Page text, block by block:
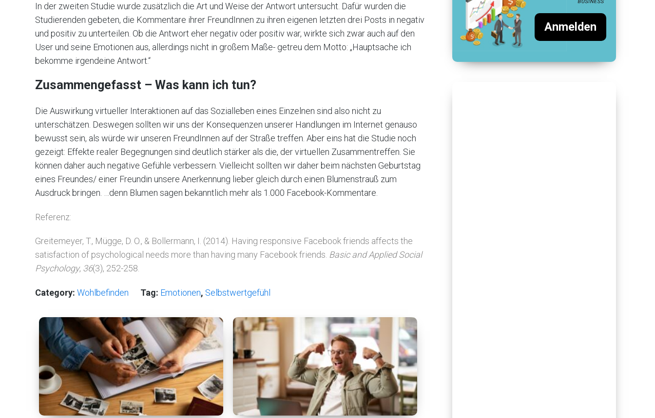
In der zweiten Studie wurde zusätzlich die Art und Weise der Antwort untersucht. Dafür wurden die
Studierenden gebeten, die Kommentare ihrer FreundInnen zu ihren eigenen letzten drei Posts in negativ
und positiv zu unterteilen. Ob die Antwort eher negativ oder positiv war, wirkte sich zwar auch auf den
User und seine Emotionen aus, allerdings nicht in großem Maße- getreu dem Motto: „Hauptsache ich
bekomme irgendeine Antwort.“
Zusammengefasst – Was kann ich tun?
Die Auswirkung virtueller Interaktionen auf das Sozialleben eines Einzelnen sind also nicht zu
unterschätzen. Deswegen sollten wir uns der Konsequenzen unserer Handlungen im Internet genauso
bewusst sein, als würde wir unseren FreundInnen auf der Straße treffen. Aber eins hat die Studie noch
gezeigt: Effekte realer Begegnungen sind deutlich stärker als die, der virtuellen Zusammentreffen. Sie
können daher auch negative Gefühle verbessern. Vielleicht sollten wir daher beim nächsten Geburtstag
eines Freundes/ einer Freundin unsere Anerkennung lieber gleich durch einen Blumenstrauß zum
Ausdruck bringen. …denn Blumen sagen bekanntlich mehr als 1.000 Facebook-Kommentare.
Referenz:
Greitemeyer, T., Mügge, D. O., & Bollermann, I. (2014). Having responsive Facebook friends affects the
satisfaction of psychological needs more than having many Facebook friends. Basic and Applied Social
Psychology, 36(3), 252-258.
Category: Wohlbefinden Tag: Emotionen, Selbstwertgefühl
Anmelden